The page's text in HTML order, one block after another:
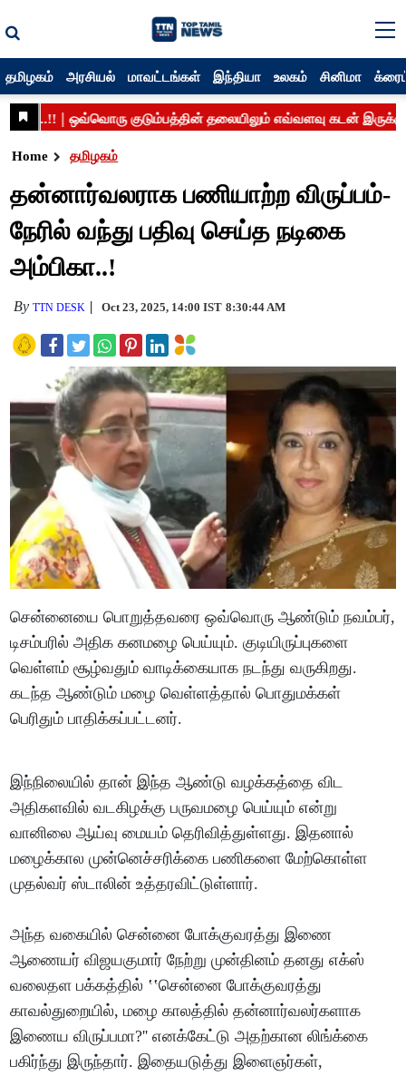
தமிழகம் அரசியல் மாவட்டங்கள் இந்தியா உலகம் சினிமா
Home தமிழகம்
தன்னார்வலராக பணியாற்ற விருப்பம்-
நேரில் வந்து பதிவு செய்த நடிகை
அம்பிகா..!
ByTTN DESK Oct 23, 2025, 14:00 IST 8:30:44 AM
சென்னையை பொறுத்தவரை ஒவ்வொரு ஆண்டும் நவம்பர்,
டிசம்பரில் அதிக கனமழை பெய்யும். குடியிருப்புகளை
வெள்ளம் சூழ்வதும் வாடிக்கையாக நடந்து வருகிறது.
கடந்த ஆண்டும் மழை வெள்ளத்தால் பொதுமக்கள்
பெரிதும் பாதிக்கப்பட்டனர்.
இந்நிலையில் தான் இந்த ஆண்டு வழக்கத்தை விட
அதிகளவில் வடகிழக்கு பருவமழை பெய்யும் என்று
வானிலை ஆய்வு மையம் தெரிவித்துள்ளது. இதனால்
மழைக்கால முன்னெச்சரிக்கை பணிகளை மேற்கொள்ள
முதல்வர் ஸ்டாலின் உத்தரவிட்டுள்ளார்.
அந்த வகையில் சென்னை போக்குவரத்து இணை
ஆணையர் விஜயகுமார் நேற்று முன்தினம் தனது எக்ஸ்
வலைதள பக்கத்தில் ‛‛சென்னை போக்குவரத்து
காவல்துறையில், மழை காலத்தில் தன்னார்வலர்களாக
இணைய விருப்பமா?'' எனக்கேட்டு அதற்கான லிங்க்கை
பகிர்ந்து இருந்தார். இதையடுத்து இளைஞர்கள்,